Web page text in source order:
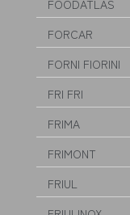
FOODATLAS
FORCAR
FORNI FIORINI
FRI FRI
FRIMA
FRIMONT
FRIUL